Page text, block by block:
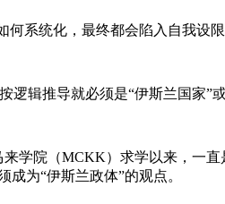
系统化，最终都会陷入自我设
辑推导就必须是“伊斯兰国家”或
学院（MCKK）求学以来，一直
为“伊斯兰政体”的观点。